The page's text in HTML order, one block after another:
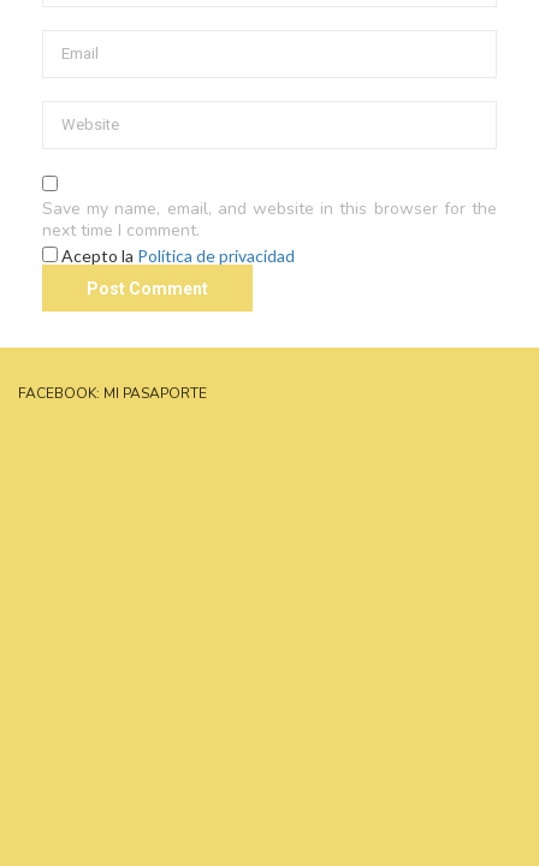
Save my name, email, and website in this browser for the
next time I comment.
Acepto la Política de privacidad
FACEBOOK: MI PASAPORTE